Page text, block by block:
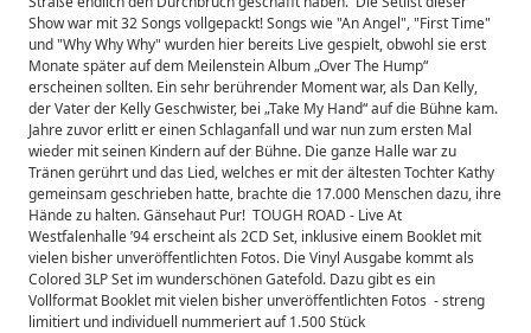
Show war mit 32 Songs vollgepackt! Songs wie "An Angel", "First Time"
und "Why Why Why" wurden hier bereits Live gespielt, obwohl sie erst
Monate später auf dem Meilenstein Album „Over The Hump“
erscheinen sollten. Ein sehr berührender Moment war, als Dan Kelly,
der Vater der Kelly Geschwister, bei „Take My Hand“ auf die Bühne kam.
Jahre zuvor erlitt er einen Schlaganfall und war nun zum ersten Mal
wieder mit seinen Kindern auf der Bühne. Die ganze Halle war zu
Tränen gerührt und das Lied, welches er mit der ältesten Tochter Kathy
gemeinsam geschrieben hatte, brachte die 17.000 Menschen dazu, ihre
Hände zu halten. Gänsehaut Pur! TOUGH ROAD - Live At
Westfalenhalle ’94 erscheint als 2CD Set, inklusive einem Booklet mit
vielen bisher unveröffentlichten Fotos. Die Vinyl Ausgabe kommt als
Colored 3LP Set im wunderschönen Gatefold. Dazu gibt es ein
Vollformat Booklet mit vielen bisher unveröffentlichten Fotos - streng
limitiert und individuell nummeriert auf 1.500 Stück